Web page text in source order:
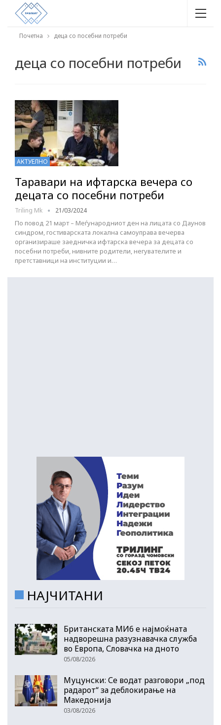
Почетна деца со посебни потреби
деца со посебни потреби
АКТУЕЛНО
Таравари на ифтарска вечера со
децата со посебни потреби
Triling Mk 21/03/2024
По повод 21 март – Меѓународниот ден на лицата со Даунов
синдром, гостиварската локална самоуправа вечерва
организираше заедничка ифтарска вечера за децата со
посебни потреби, нивните родители, негувателите и
претставници на институции и…
НАЈЧИТАНИ
Британската МИ6 е најмоќната
надворешна разузнавачка служба
во Европа, Словачка на дното
05/08/2026
Муцунски: Се водат разговори „под
радарот“ за деблокирање на
Македонија
03/08/2026